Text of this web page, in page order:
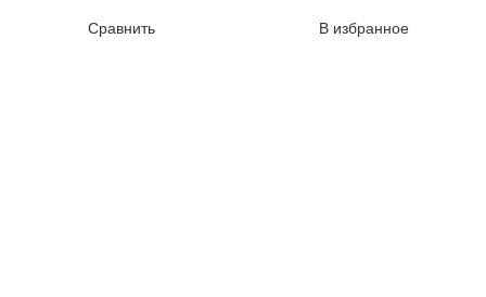
Сравнить В избранное